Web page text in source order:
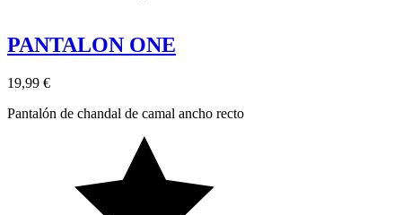
PANTALON ONE
19,99 €
Pantalón de chandal de camal ancho recto